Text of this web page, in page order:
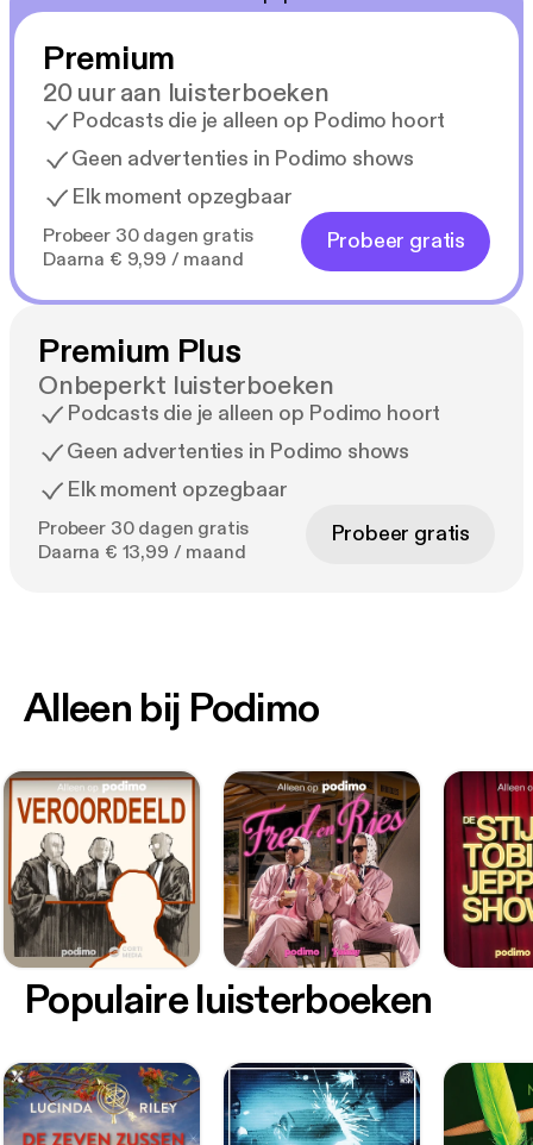
Premium
20 uur aan luisterboeken
Podcasts die je alleen op Podimo hoort
Geen advertenties in Podimo shows
Elk moment opzegbaar
Probeer 30 dagen gratis
Daarna € 9,99 / maand
Probeer gratis
Premium Plus
Onbeperkt luisterboeken
Podcasts die je alleen op Podimo hoort
Geen advertenties in Podimo shows
Elk moment opzegbaar
Probeer 30 dagen gratis
Daarna € 13,99 / maand
Probeer gratis
Alleen bij Podimo
Populaire luisterboeken